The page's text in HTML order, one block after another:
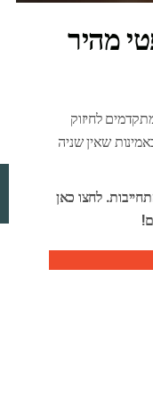
והיא תושק בקרוב!
Ensaf.
מהיר
לחיזוק
שאין שניה
לחצו כאן